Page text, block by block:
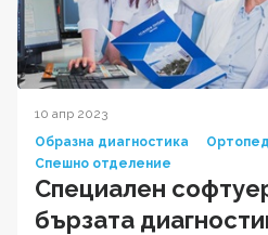
10 апр 2023
Образна диагностика
Спешно отделение
Специален
бързата